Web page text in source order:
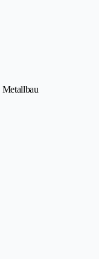
Metallbau